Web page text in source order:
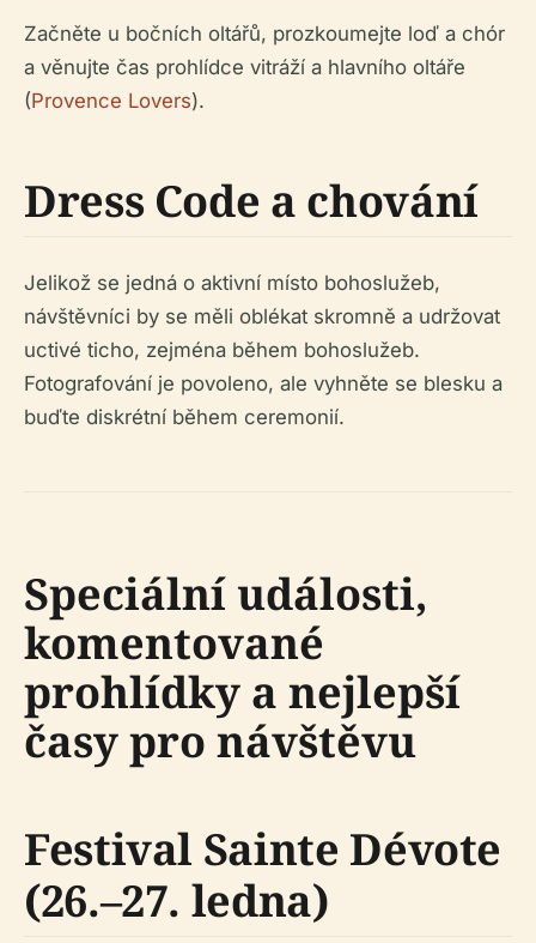
Začněte u bočních oltářů, prozkoumejte loď a chór
a věnujte čas prohlídce vitráží a hlavního oltáře
(Provence Lovers).
Dress Code a chování
Jelikož se jedná o aktivní místo bohoslužeb,
návštěvníci by se měli oblékat skromně a udržovat
uctivé ticho, zejména během bohoslužeb.
Fotografování je povoleno, ale vyhněte se blesku a
buďte diskrétní během ceremonií.
Speciální události,
komentované
prohlídky a nejlepší
časy pro návštěvu
Festival Sainte Dévote
(26.–27. ledna)